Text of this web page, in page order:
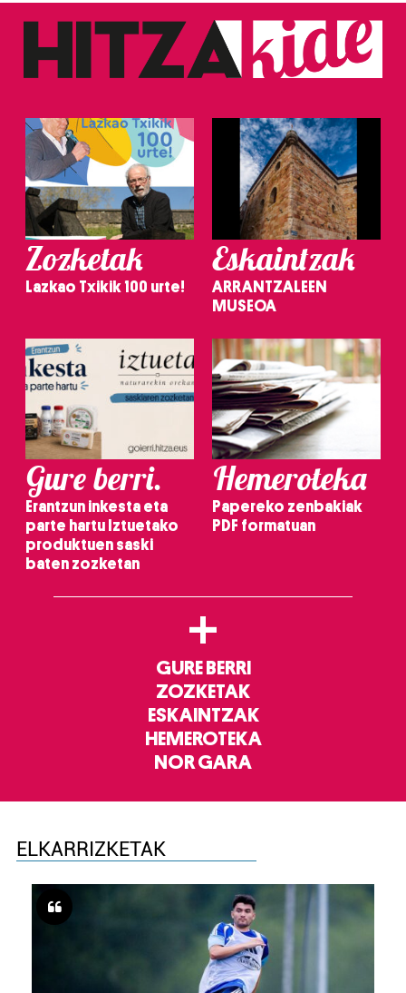
Zozketak
Lazkao Txikik 100 urte!
Eskaintzak
ARRANTZALEEN
MUSEOA
Gure berri.
Erantzun inkesta eta
parte hartu Iztuetako
produktuen saski
baten zozketan
Hemeroteka
Papereko zenbakiak
PDF formatuan
+
GURE BERRI
ZOZKETAK
ESKAINTZAK
HEMEROTEKA
NOR GARA
ELKARRIZKETAK